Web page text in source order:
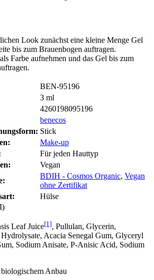
Look zunächst eine kleine Menge Gel
bis zum Brauenbogen auftragen.
Farbe aufnehmen und das Gel bis zum
BEN-95196
3 ml
4260198095196
benecos
Stick
Make-up
Für jeden Hauttyp
Vegan
BDIH - Cosmos Organic, Vegan
ohne Zertifikat
Hülse
Leaf Juice[1], Pullulan, Glycerin,
Acacia Senegal Gum, Glyceryl
Sodium Anisate, P-Anisic Acid, Sodium
Anbau